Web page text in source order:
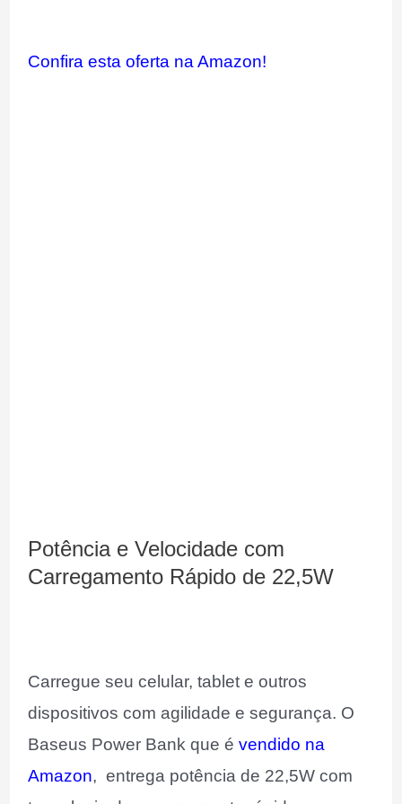
Confira esta oferta na Amazon!
Potência e Velocidade com
Carregamento Rápido de 22,5W
Carregue seu celular, tablet e outros
dispositivos com agilidade e segurança. O
Baseus Power Bank que é vendido na
Amazon, entrega potência de 22,5W com